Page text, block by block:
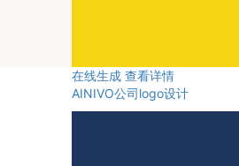
在线生成 查看详情
AINIVO公司logo设计